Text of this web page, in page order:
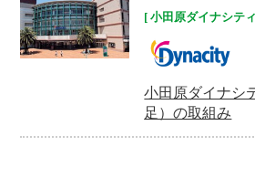
小田原ダイナシティ
小田原ダイナシ
足）の取組み